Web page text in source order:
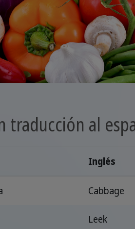
traducción al
Inglés
Cabbage
Leek